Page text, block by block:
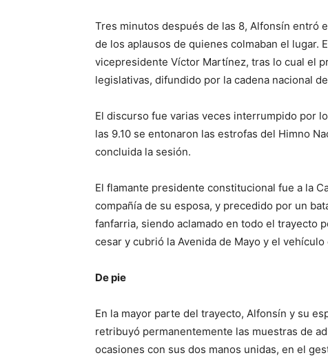
Tres minutos después de las 8, Alfonsín entró
de los aplausos de quienes colmaban el lugar.
vicepresidente Víctor Martínez, tras lo cual el
legislativas, difundido por la cadena nacional
El discurso fue varias veces interrumpido por
las 9.10 se entonaron las estrofas del Himno
concluida la sesión.
El flamante presidente constitucional fue a la
compañía de su esposa, y precedido por un
fanfarria, siendo aclamado en todo el trayecto
cesar y cubrió la Avenida de Mayo y el
De pie
En la mayor parte del trayecto, Alfonsín y su
retribuyó permanentemente las muestras de
ocasiones con sus dos manos unidas, en el